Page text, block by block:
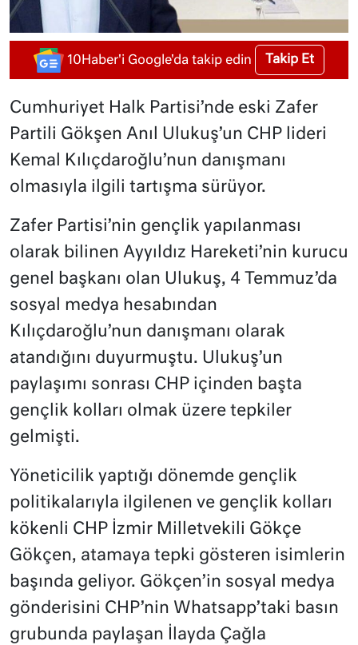
10Haber'i Google'da takip edin Takip Et
Cumhuriyet Halk Partisi’nde eski Zafer
Partili Gökşen Anıl Ulukuş’un CHP lideri
Kemal Kılıçdaroğlu’nun danışmanı
olmasıyla ilgili tartışma sürüyor.
Zafer Partisi’nin gençlik yapılanması
olarak bilinen Ayyıldız Hareketi’nin kurucu
genel başkanı olan Ulukuş, 4 Temmuz’da
sosyal medya hesabından
Kılıçdaroğlu’nun danışmanı olarak
atandığını duyurmuştu. Ulukuş’un
paylaşımı sonrası CHP içinden başta
gençlik kolları olmak üzere tepkiler
gelmişti.
Yöneticilik yaptığı dönemde gençlik
politikalarıyla ilgilenen ve gençlik kolları
kökenli CHP İzmir Milletvekili Gökçe
Gökçen, atamaya tepki gösteren isimlerin
başında geliyor. Gökçen’in sosyal medya
gönderisini CHP’nin Whatsapp’taki basın
grubunda paylaşan İlayda Çağla